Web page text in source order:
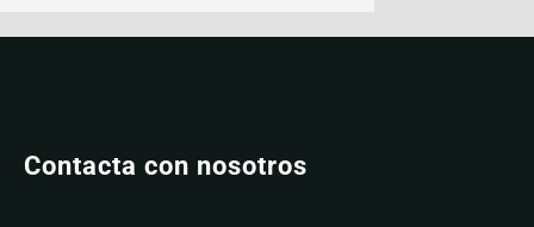
Contacta con nosotros